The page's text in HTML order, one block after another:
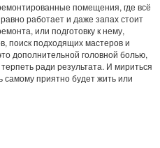
помещения, где всё
работает и даже запах стоит
или подготовку к нему,
поиск подходящих мастеров и
дополнительной головной болью,
ради результата. И мириться
приятно будет жить или